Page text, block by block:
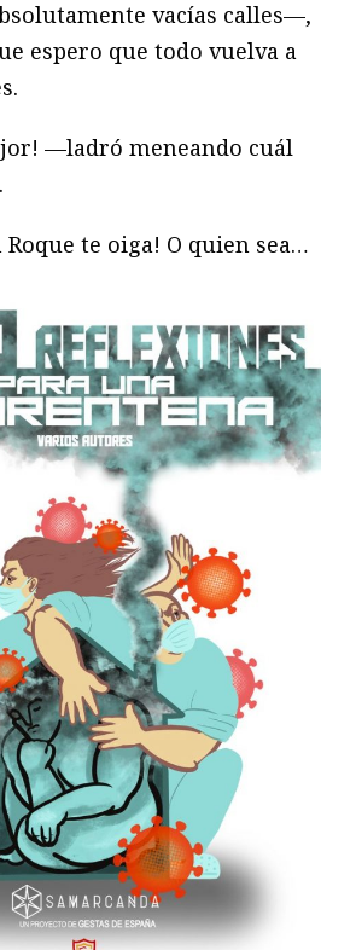
vacías calles—,
espero que todo vuelva a
—ladró meneando cuál
Roque te oiga! O quien sea…